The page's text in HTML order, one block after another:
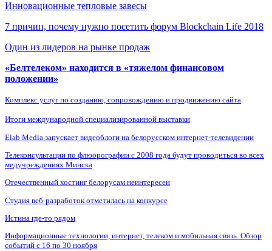
Инновационные тепловые завесы
7 причин, почему нужно посетить форум Blockchain Life 2018
Один из лидеров на рынке продаж
«Белтелеком» находится в «тяжелом финансовом
положении»
Комплекс услуг по созданию, сопровождению и продвижению сайта
Итоги международной специализированной выставки
Elab Media запускает видеоблоги на белорусском интернет-телевидении
Телеконсультации по флюорографии с 2008 года будут проводиться во всех
медучреждениях Минска
Отечественный хостинг белорусам неинтересен
Студия веб-разработок отметилась на конкурсе
Истина где-то рядом
Информационные технологии, интернет, телеком и мобильная связь. Обзор
событий с 16 по 30 ноября